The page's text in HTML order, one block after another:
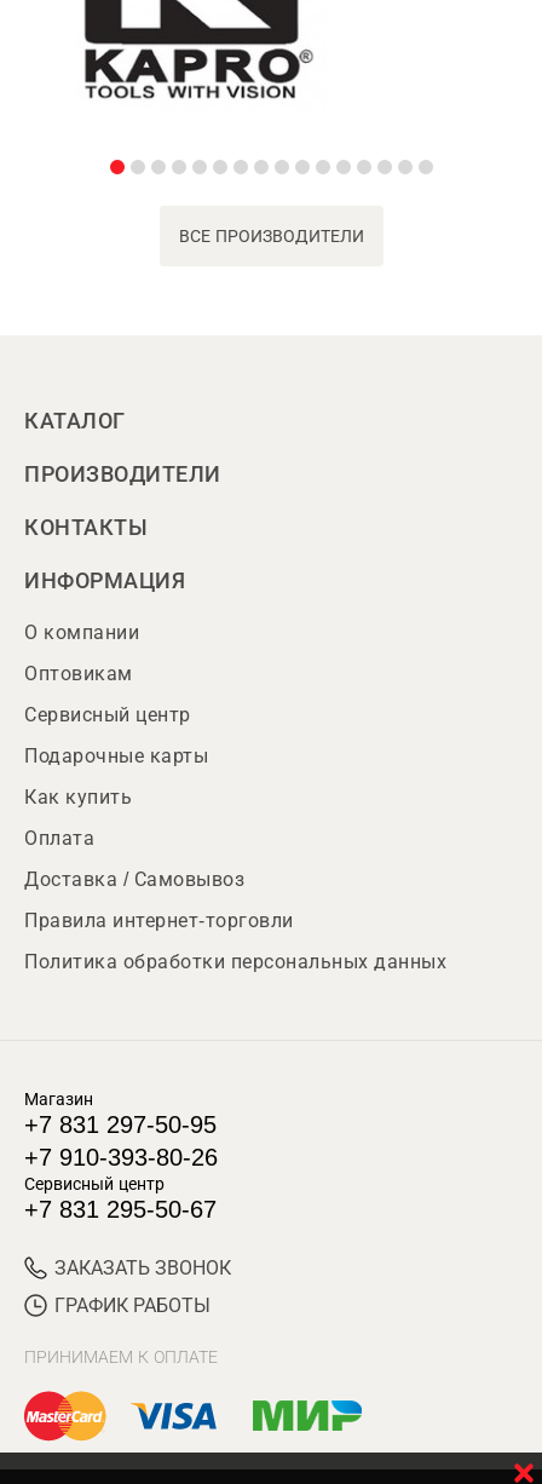
ВСЕ ПРОИЗВОДИТЕЛИ
КАТАЛОГ
ПРОИЗВОДИТЕЛИ
КОНТАКТЫ
ИНФОРМАЦИЯ
О компании
Оптовикам
Сервисный центр
Подарочные карты
Как купить
Оплата
Доставка / Самовывоз
Правила интернет-торговли
Политика обработки персональных данных
Магазин
+7 831 297-50-95
+7 910-393-80-26
Сервисный центр
+7 831 295-50-67
ЗАКАЗАТЬ ЗВОНОК
ГРАФИК РАБОТЫ
ПРИНИМАЕМ К ОПЛАТЕ